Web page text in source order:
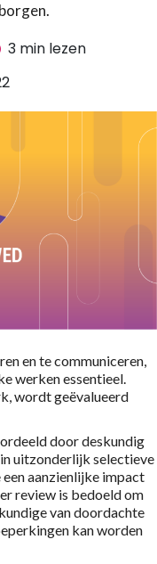
3 min lezen
en te communiceren,
werken essentieel.
wordt geëvalueerd
door deskundig
uitzonderlijk selectieve
aanzienlijke impact
review is bedoeld om
van doordachte
kan worden